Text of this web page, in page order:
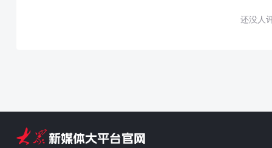
还没人